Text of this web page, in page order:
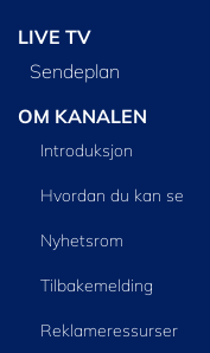
LIVE TV
Sendeplan
OM KANALEN
Introduksjon
Hvordan du kan se
Nyhetsrom
Tilbakemelding
Reklameressurser